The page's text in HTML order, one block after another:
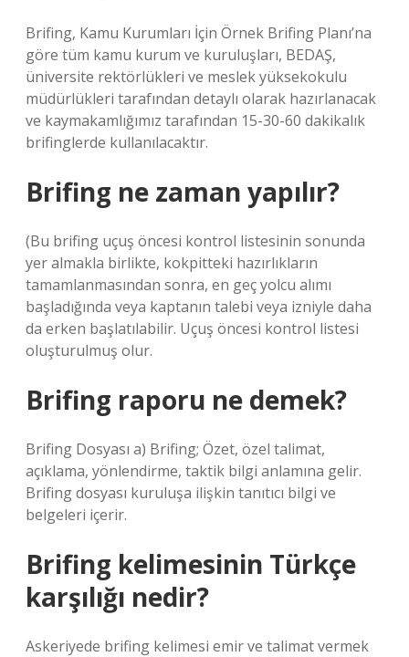
Brifing, Kamu Kurumları İçin Örnek Brifing Planı’na
göre tüm kamu kurum ve kuruluşları, BEDAŞ,
üniversite rektörlükleri ve meslek yüksekokulu
müdürlükleri tarafından detaylı olarak hazırlanacak
ve kaymakamlığımız tarafından 15-30-60 dakikalık
brifinglerde kullanılacaktır.
Brifing ne zaman yapılır?
(Bu brifing uçuş öncesi kontrol listesinin sonunda
yer almakla birlikte, kokpitteki hazırlıkların
tamamlanmasından sonra, en geç yolcu alımı
başladığında veya kaptanın talebi veya izniyle daha
da erken başlatılabilir. Uçuş öncesi kontrol listesi
oluşturulmuş olur.
Brifing raporu ne demek?
Brifing Dosyası a) Brifing; Özet, özel talimat,
açıklama, yönlendirme, taktik bilgi anlamına gelir.
Brifing dosyası kuruluşa ilişkin tanıtıcı bilgi ve
belgeleri içerir.
Brifing kelimesinin Türkçe
karşılığı nedir?
Askeriyede brifing kelimesi emir ve talimat vermek